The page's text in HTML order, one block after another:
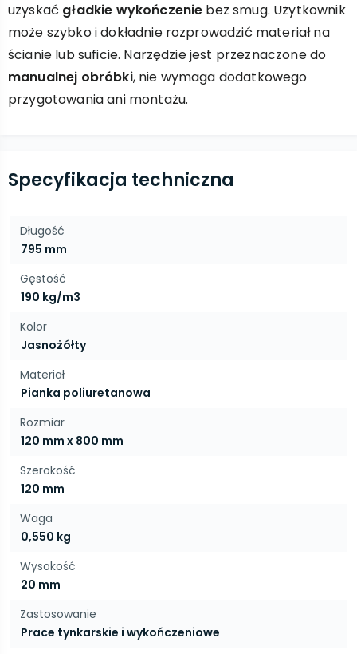
uzyskać gładkie wykończenie bez smug. Użytkownik
może szybko i dokładnie rozprowadzić materiał na
ścianie lub suficie. Narzędzie jest przeznaczone do
manualnej obróbki, nie wymaga dodatkowego
przygotowania ani montażu.
Specyfikacja techniczna
Długość
795 mm
Gęstość
190 kg/m3
Kolor
Jasnożółty
Materiał
Pianka poliuretanowa
Rozmiar
120 mm x 800 mm
Szerokość
120 mm
Waga
0,550 kg
Wysokość
20 mm
Zastosowanie
Prace tynkarskie i wykończeniowe